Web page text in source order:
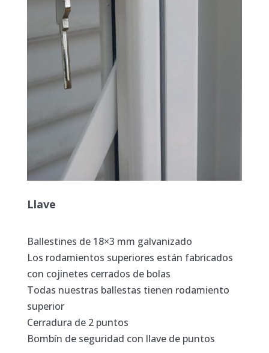
Llave
Ballestines de 18×3 mm galvanizado
Los rodamientos superiores están fabricados
con cojinetes cerrados de bolas
Todas nuestras ballestas tienen rodamiento
superior
Cerradura de 2 puntos
Bombín de seguridad con llave de puntos